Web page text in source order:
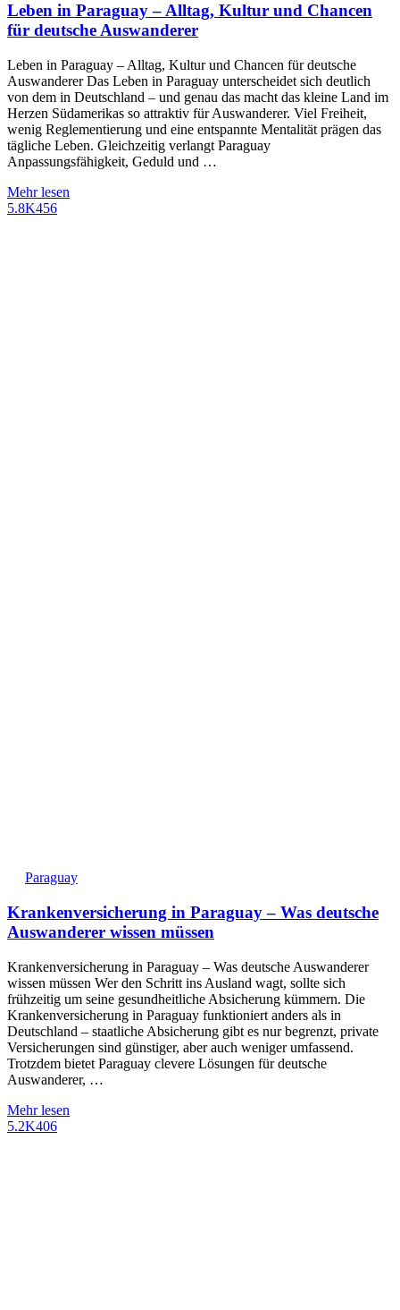
Leben in Paraguay – Alltag, Kultur und Chancen
für deutsche Auswanderer
Leben in Paraguay – Alltag, Kultur und Chancen für deutsche
Auswanderer Das Leben in Paraguay unterscheidet sich deutlich
von dem in Deutschland – und genau das macht das kleine Land im
Herzen Südamerikas so attraktiv für Auswanderer. Viel Freiheit,
wenig Reglementierung und eine entspannte Mentalität prägen das
tägliche Leben. Gleichzeitig verlangt Paraguay
Anpassungsfähigkeit, Geduld und …
Mehr lesen
5.8K456
Paraguay
Krankenversicherung in Paraguay – Was deutsche
Auswanderer wissen müssen
Krankenversicherung in Paraguay – Was deutsche Auswanderer
wissen müssen Wer den Schritt ins Ausland wagt, sollte sich
frühzeitig um seine gesundheitliche Absicherung kümmern. Die
Krankenversicherung in Paraguay funktioniert anders als in
Deutschland – staatliche Absicherung gibt es nur begrenzt, private
Versicherungen sind günstiger, aber auch weniger umfassend.
Trotzdem bietet Paraguay clevere Lösungen für deutsche
Auswanderer, …
Mehr lesen
5.2K406